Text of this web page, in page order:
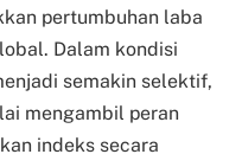
pertumbuhan laba
Dalam kondisi
semakin selektif,
mengambil peran
indeks secara